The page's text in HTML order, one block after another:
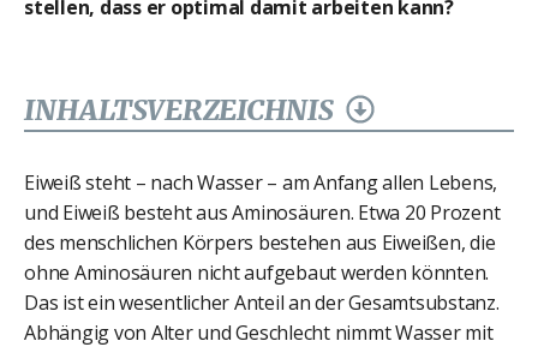
stellen, dass er optimal damit arbeiten kann?
INHALTSVERZEICHNIS
Eiweiß steht – nach Wasser – am Anfang allen Lebens,
und Eiweiß besteht aus Aminosäuren. Etwa 20 Prozent
des menschlichen Körpers bestehen aus Eiweißen, die
ohne Aminosäuren nicht aufgebaut werden könnten.
Das ist ein wesentlicher Anteil an der Gesamtsubstanz.
Abhängig von Alter und Geschlecht nimmt Wasser mit